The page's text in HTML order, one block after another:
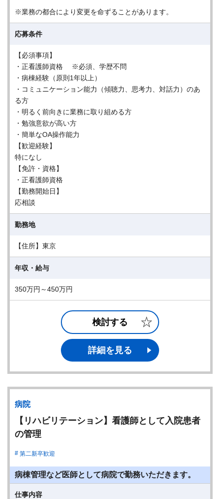
※業務の都合により変更を命ずることがあります。
応募条件
【必須事項】
・正看護師資格 ※必須、学歴不問
・病棟経験（原則1年以上）
・コミュニケーション能力（傾聴力、思考力、対話力）のあ
る方
・明るく前向きに業務に取り組める方
・勉強意欲が高い方
・簡単なOA操作能力
【歓迎経験】
特になし
【免許・資格】
・正看護師資格
【勤務開始日】
応相談
勤務地
【住所】東京
年収・給与
350万円～450万円
検討する
詳細を見る
病院
【リハビリテーション】看護師として入院患者
の管理
第二新卒歓迎
病棟管理など医師として病院で勤務いただきます。
仕事内容